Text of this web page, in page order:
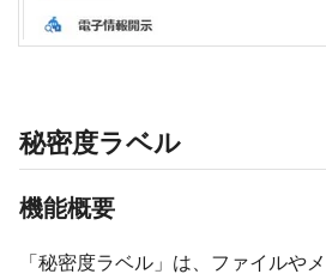
秘密度ラベル
機能概要
「秘密度ラベル」は、ファイルや